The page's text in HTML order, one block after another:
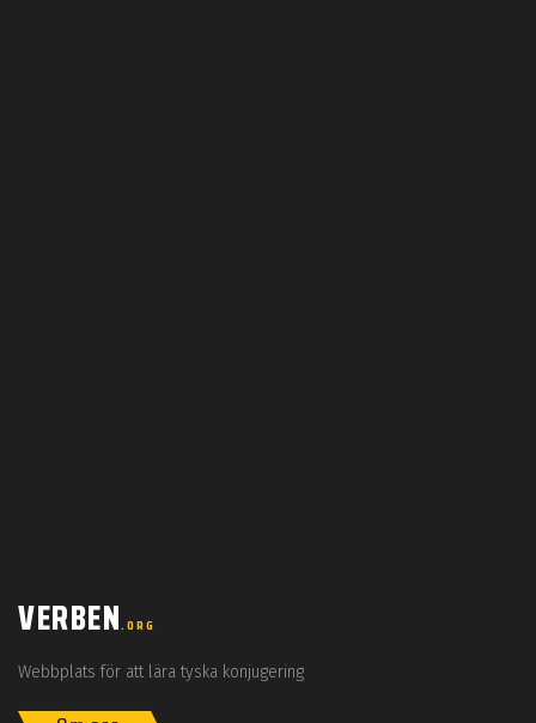
VERBEN.ORG
Webbplats för att lära tyska konjugering